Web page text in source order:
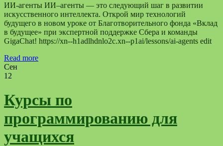
ИИ-агенты ИИ–агенты — это следующий шаг в развитии
искусственного интеллекта. Открой мир технологий
будущего в новом уроке от Благотворительного фонда «Вклад
в будущее» при экспертной поддержке Сбера и команды
GigaChat! https://xn--h1adlhdnlo2c.xn--p1ai/lessons/ai-agents edit
Read more
Сен
12
Курсы по
программированию для
учащихся